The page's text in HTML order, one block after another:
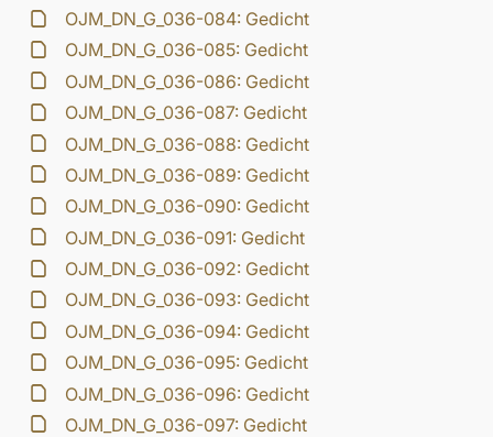
OJM_DN_G_036-084: Gedicht
OJM_DN_G_036-085: Gedicht
OJM_DN_G_036-086: Gedicht
OJM_DN_G_036-087: Gedicht
OJM_DN_G_036-088: Gedicht
OJM_DN_G_036-089: Gedicht
OJM_DN_G_036-090: Gedicht
OJM_DN_G_036-091: Gedicht
OJM_DN_G_036-092: Gedicht
OJM_DN_G_036-093: Gedicht
OJM_DN_G_036-094: Gedicht
OJM_DN_G_036-095: Gedicht
OJM_DN_G_036-096: Gedicht
OJM_DN_G_036-097: Gedicht